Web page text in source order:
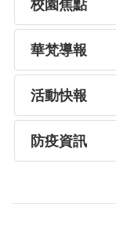
校園焦點
華梵導報
活動快報
防疫資訊